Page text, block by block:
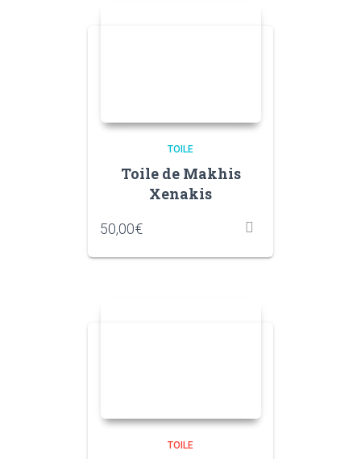
TOILE
Toile de Makhis
Xenakis
50,00€
TOILE